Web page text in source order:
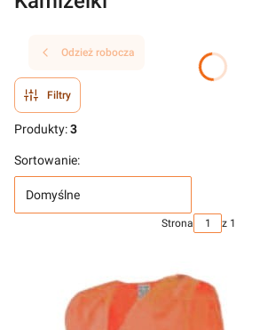
Odzież robocza
Filtry
Produkty:3
Sortowanie:
Domyślne
Strona z 1